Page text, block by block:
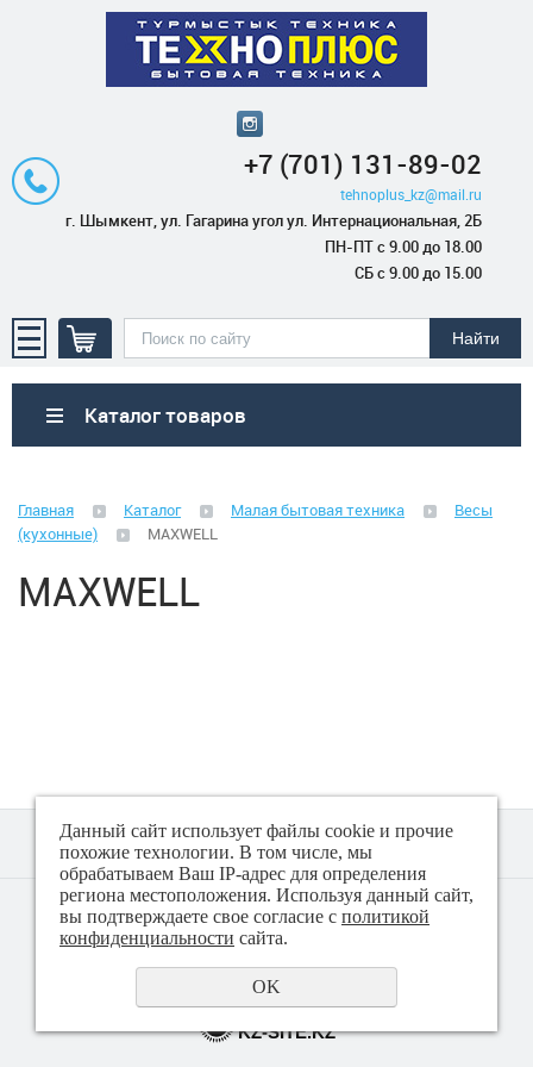
+7 (701) 131-89-02
tehnoplus_kz@mail.ru
г. Шымкент, ул. Гагарина угол ул. Интернациональная, 2Б
ПН-ПТ с 9.00 до 18.00
СБ с 9.00 до 15.00
Каталог товаров
Климатическая техника
Малая бытовая техника
Весы (напольные)
Гладильные системы, доски
Главная Каталог Малая бытовая техника
Весы
(кухонные)
MAXWELL
MAXWELL
© 2018 - 2026 Техно плюс
Политика конфиденциальности
KZ-SITE.KZ
Данный сайт использует файлы cookie и прочие
похожие технологии. В том числе, мы
обрабатываем Ваш IP-адрес для определения
региона местоположения. Используя данный сайт,
вы подтверждаете свое согласие с политикой
конфиденциальности сайта.
OK